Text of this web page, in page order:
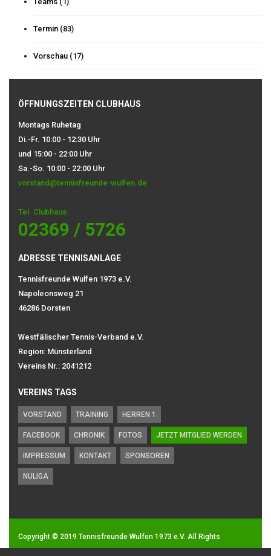
Termin (83)
Vorschau (17)
ÖFFNUNGSZEITEN CLUBHAUS
Montags Ruhetag
Di.-Fr. 10:00 - 12:30 Uhr
und 15:00 - 22:00 Uhr
Sa.-So. 10:00 - 22:00 Uhr
vorstand@tennisfreunde-wulfen.de
Tel. Clubhaus
02369 / 5726
ADRESSE TENNISANLAGE
Tennisfreunde Wulfen 1973 e.V.
Napoleonsweg 21
46286 Dorsten
Westfälischer Tennis-Verband e.V.
Region: Münsterland
Vereins Nr.: 2041212
VEREINS TAGS
VORSTAND TRAINING HERREN 1
FACEBOOK CHRONIK FOTOS JETZT MITGLIED WERDEN
IMPRESSUM KONTAKT SPONSOREN
NULIGA
Copyright © 2019 Tennisfreunde Wulfen 1973 e.V. All Rights